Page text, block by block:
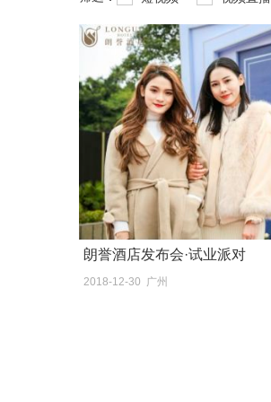
朗誉酒店发布会·试业派对
2018-12-30 广州